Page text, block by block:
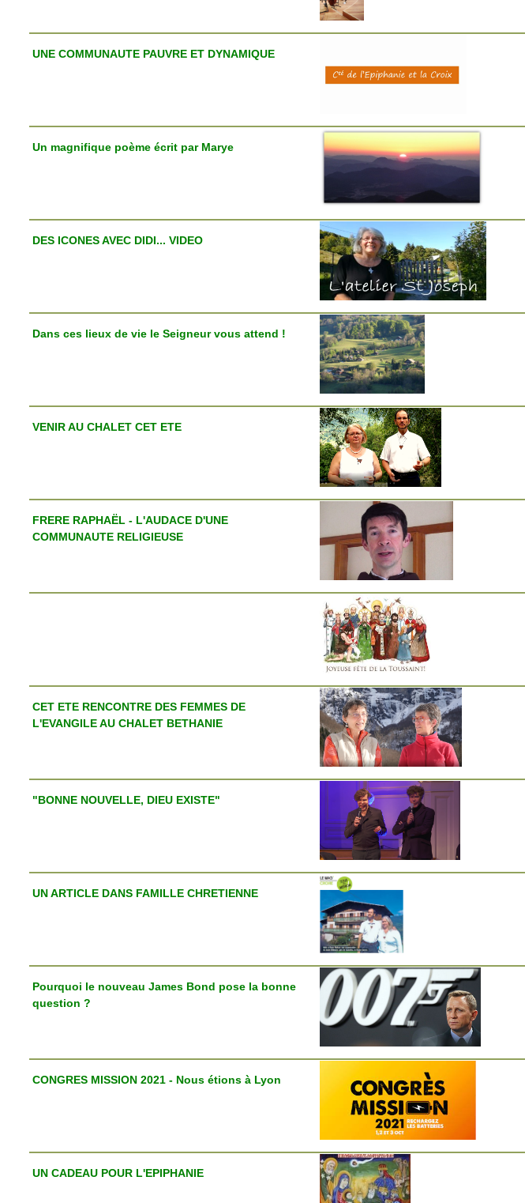
UNE COMMUNAUTE PAUVRE ET DYNAMIQUE
Un magnifique poème écrit par Marye
DES ICONES AVEC DIDI... VIDEO
Dans ces lieux de vie le Seigneur vous attend !
VENIR AU CHALET CET ETE
FRERE RAPHAËL - L'AUDACE D'UNE
COMMUNAUTE RELIGIEUSE
CET ETE RENCONTRE DES FEMMES DE
L'EVANGILE AU CHALET BETHANIE
"BONNE NOUVELLE, DIEU EXISTE"
UN ARTICLE DANS FAMILLE CHRETIENNE
Pourquoi le nouveau James Bond pose la bonne
question ?
CONGRES MISSION 2021 - Nous étions à Lyon
UN CADEAU POUR L'EPIPHANIE